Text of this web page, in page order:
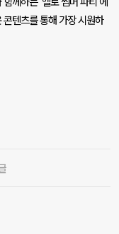
텐츠를 통해 가장 시원하